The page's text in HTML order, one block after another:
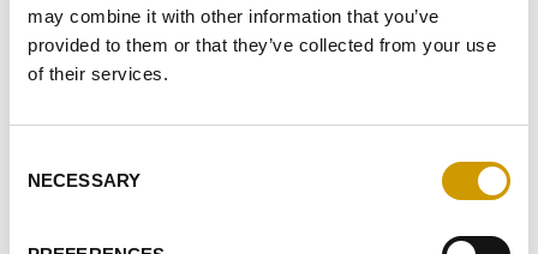
may combine it with other information that you’ve
provided to them or that they’ve collected from your use
of their services.
Selection
NECESSARY
Favoritos